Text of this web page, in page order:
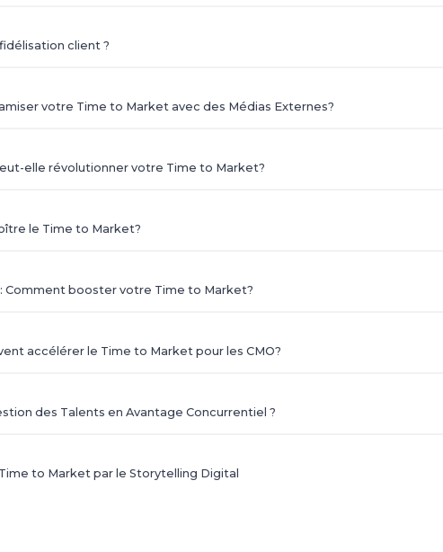
client ?
votre Time to Market avec des Médias Externes?
elle révolutionner votre Time to Market?
le Time to Market?
Comment booster votre Time to Market?
accélérer le Time to Market pour les CMO?
des Talents en Avantage Concurrentiel ?
to Market par le Storytelling Digital